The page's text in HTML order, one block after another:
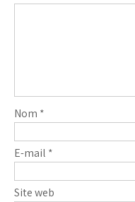
Nom *
E-mail *
Site web